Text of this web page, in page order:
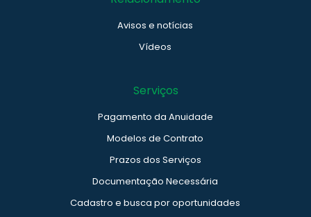
Avisos e notícias
Vídeos
Serviços
Pagamento da Anuidade
Modelos de Contrato
Prazos dos Serviços
Documentação Necessária
Cadastro e busca por oportunidades